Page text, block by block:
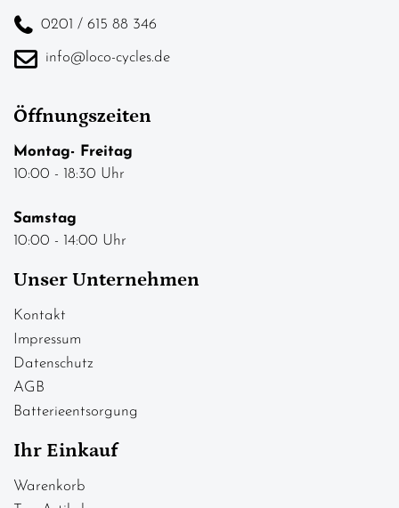
0201 / 615 88 346
info@loco-cycles.de
Öffnungszeiten
Montag- Freitag
10:00 - 18:30 Uhr
Samstag
10:00 - 14:00 Uhr
Unser Unternehmen
Kontakt
Impressum
Datenschutz
AGB
Batterieentsorgung
Ihr Einkauf
Warenkorb